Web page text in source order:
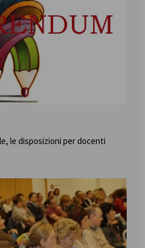
le disposizioni per docenti